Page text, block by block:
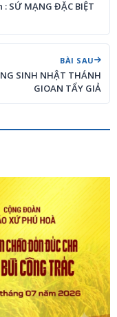
SỨ MẠNG ĐẶC BIỆT
BÀI SAU
SINH NHẬT THÁNH
GIOAN TẨY GIẢ